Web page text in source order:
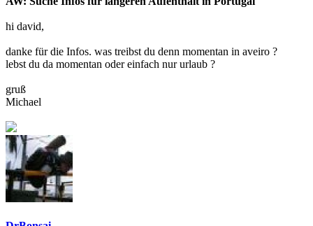
hi david,
danke für die Infos. was treibst du denn momentan in aveiro ?
lebst du da momentan oder einfach nur urlaub ?
gruß
Michael